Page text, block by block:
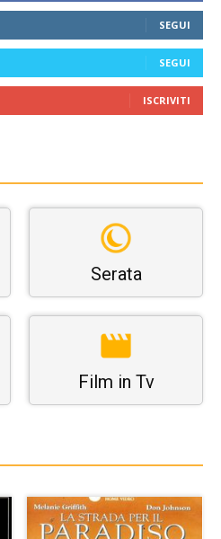
SEGUI
SEGUI
ISCRIVITI
Serata
Film in Tv